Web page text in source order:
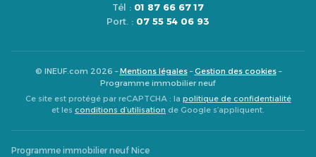
Tél : 01 87 66 67 17
Port. : 07 55 54 06 93
© INEUF.com 2026 –Mentions légales–Gestion des cookies–
Programme immobilier neuf
Ce site est protégé par reCAPTCHA : la politique de confidentialité
et les conditions d’utilisation de Google s’appliquent.
Programme immobilier neuf Nice